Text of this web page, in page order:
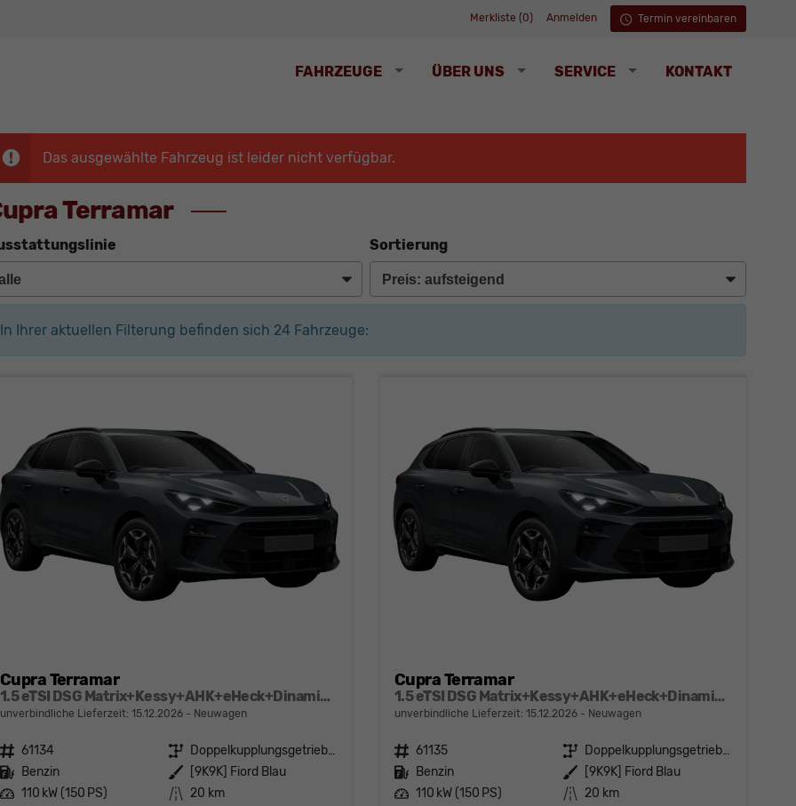
Merkliste (0) Anmelden Termin vereinbaren
FAHRZEUGE ÜBER UNS SERVICE KONTAKT
Das ausgewählte Fahrzeug ist leider nicht verfügbar.
Terramar
Sortierung
In Ihrer aktuellen Filterung befinden sich 24 Fahrzeuge:
Cupra Terramar
1.5 eTSI DSG Matrix+Kessy+AHK+eHeck+Dinamica+CarPlay+eHeck+GV5
unverbindliche Lieferzeit: 15.12.2026 Neuwagen
Fahrzeugnr. 61134 Getriebe
Doppelkupplungsgetriebe (DSG)
Kraftstoff Benzin Außenfarbe
[9K9K] Fiord Blau
Leistung 110 kW (150 PS) Kilometerstand 20 km
Cupra Terramar
1.5 eTSI DSG Matrix+Kessy+AHK+eHeck+Dinamica+CarPlay+eHeck+GV5
unverbindliche Lieferzeit: 15.12.2026 Neuwagen
Fahrzeugnr. 61135 Getriebe
Doppelkupplungsgetriebe (DSG)
Kraftstoff Benzin Außenfarbe
[9K9K] Fiord Blau
Leistung 110 kW (150 PS) Kilometerstand 20 km